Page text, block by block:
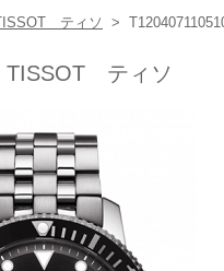
ティソ >
TISSOT ティソ